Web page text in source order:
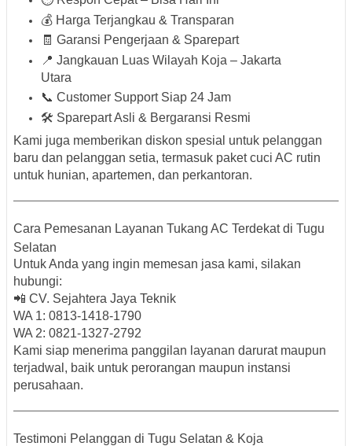
💰 Harga Terjangkau & Transparan
🧾 Garansi Pengerjaan & Sparepart
📍 Jangkauan Luas Wilayah Koja – Jakarta
Utara
📞 Customer Support Siap 24 Jam
🛠️ Sparepart Asli & Bergaransi Resmi
Kami juga memberikan diskon spesial untuk pelanggan
baru dan pelanggan setia, termasuk paket cuci AC rutin
untuk hunian, apartemen, dan perkantoran.
Cara Pemesanan Layanan Tukang AC Terdekat di Tugu
Selatan
Untuk Anda yang ingin memesan jasa kami, silakan
hubungi:
📲 CV. Sejahtera Jaya Teknik
WA 1: 0813-1418-1790
WA 2: 0821-1327-2792
Kami siap menerima panggilan layanan darurat maupun
terjadwal, baik untuk perorangan maupun instansi
perusahaan.
Testimoni Pelanggan di Tugu Selatan & Koja